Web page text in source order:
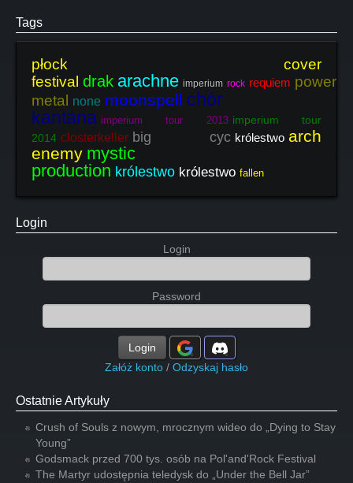
Tags
płock cover
festival drak arachne imperium rock requiem power
metal
none moonspell chór
kantana imperium tour 2013 imperium tour
2014 closterkeller big cyc królestwo arch
enemy mystic
production królestwo królestwo fallen
Login
Login
Password
Login
Załóż konto / Odzyskaj hasło
Ostatnie Artykuły
Crush of Souls z nowym, mrocznym wideo do „Dying to Stay
Young”
Godsmack przed 700 tys. osób na Pol'and'Rock Festival
The Martyr udostępnia teledysk do „Under the Bell Jar”